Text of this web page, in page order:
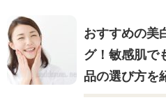
おすすめの美
グ！敏感肌で
品の選び方を